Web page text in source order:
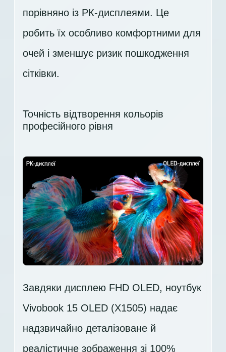
порівняно із РК-дисплеями. Це
робить їх особливо комфортними для
очей і зменшує ризик пошкодження
сітківки.
Точність відтворення кольорів
професійного рівня
Завдяки дисплею FHD OLED, ноутбук
Vivobook 15 OLED (X1505) надає
надзвичайно деталізоване й
реалістичне зображення зі 100%